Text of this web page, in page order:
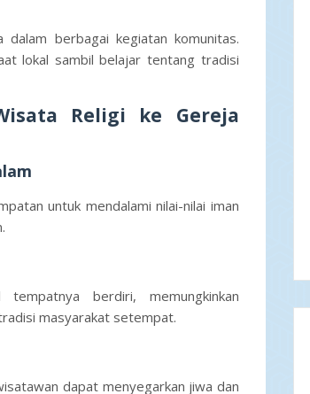
berbagai kegiatan komunitas.
lokal sambil belajar tentang tradisi
Religi ke Gereja
untuk mendalami nilai-nilai iman
berdiri, memungkinkan
masyarakat setempat.
dapat menyegarkan jiwa dan